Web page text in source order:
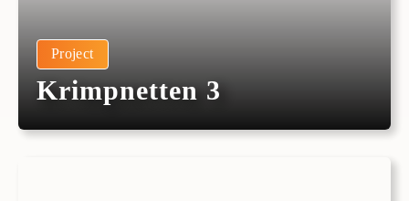
Project
Krimpnetten 3